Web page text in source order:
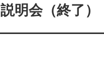
説明会（終了）